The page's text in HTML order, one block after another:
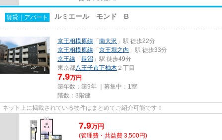
賃貸｜アパート ルミエール モンド B
京王相模原線 「南大沢 」駅 徒歩22分
京王相模原線 「京王堀之内 」駅 徒歩33分
京王線 「長沼 」駅 徒歩49分
東京都八王子市下柚木 ２丁目
7.9万円
築年数：築9年 ｜募集中： 1室
階数：3階建
ネット上に掲載されている物件はまとめてご紹介可能です！
7.9万円
(管理費・共益費 3,500円)